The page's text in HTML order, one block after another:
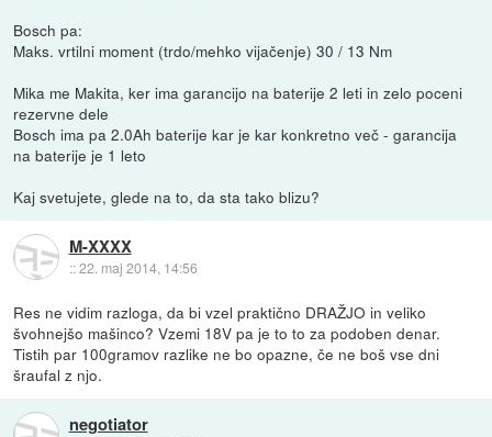
Bosch pa:
Maks. vrtilni moment (trdo/mehko vijačenje) 30 / 13 Nm
Mika me Makita, ker ima garancijo na baterije 2 leti in zelo poceni
rezervne dele
Bosch ima pa 2.0Ah baterije kar je kar konkretno več - garancija
na baterije je 1 leto
Kaj svetujete, glede na to, da sta tako blizu?
M-XXXX
::22. maj 2014, 14:56
Res ne vidim razloga, da bi vzel praktično DRAŽJO in veliko
švohnejšo mašinco? Vzemi 18V pa je to to za podoben denar.
Tistih par 100gramov razlike ne bo opazne, če ne boš vse dni
šraufal z njo.
negotiator